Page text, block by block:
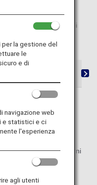
su siti Web diversi di
di voli
di voli ANA
inizia da 355 giorni
a 6 ore prima
la gestione del
le
e di
navigazione web
e statistici e ci
l'esperienza
agli utenti